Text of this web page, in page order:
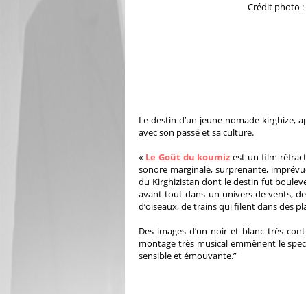
Crédit photo
Le destin d’un jeune nomade kirghize,
avec son passé et sa culture.
« Le Goût du koumiz est un film
sonore marginale, surprenante,
du Kirghizistan dont le destin fut
avant tout dans un univers de vents,
d’oiseaux, de trains qui filent dans des
Des images d’un noir et blanc très
montage très musical emmènent le
sensible et émouvante.”